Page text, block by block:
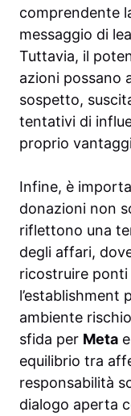
comprendente
messaggio di
Tuttavia, il
azioni possano
sospetto,
tentativi di
proprio
Infine, è
donazioni non
riflettono una
degli affari,
ricostruire
l’establishment
ambiente
sfida per Meta e
equilibrio tra
responsabilità
dialogo aperta